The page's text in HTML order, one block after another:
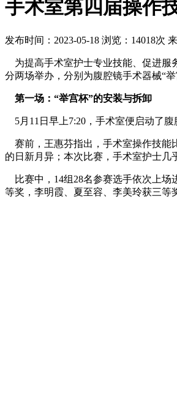
手术室第四届操作
发布时间：2023-05-18 浏览：14018次
为提高手术室护士专业技能、促进服
分两场举办，分别为腹腔镜手术器械“
第一场：“举宫杯”的安装与拆卸
5月11日早上7:20，手术室便启动了腹
赛前，王惠芬指出，手术室操作技能
的日新月异；本次比赛，手术室护士几
比赛中，14组28名参赛选手依次上场
等奖，李明霞、夏至容、李美玲获三等